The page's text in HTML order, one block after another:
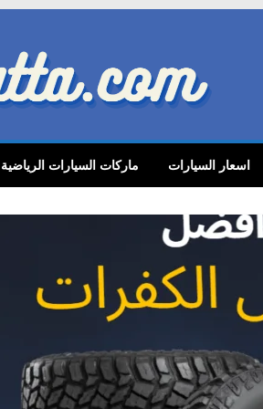
اسعار السيارات ماركات السيارات الرياضية